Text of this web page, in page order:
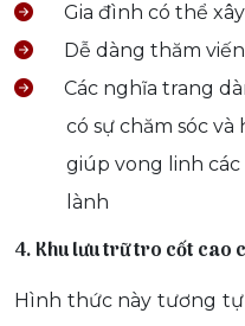
Gia đình có thể
Dễ dàng thăm
Các nghĩa trang
có sự chăm sóc
giúp vong linh
lành
4. Khu lưu trữ tro cốt cao
Hình thức này tương